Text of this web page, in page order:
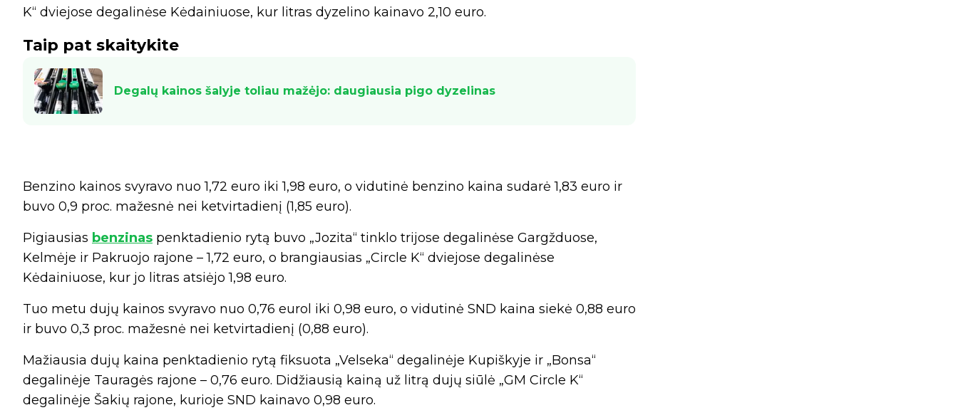
K“ dviejose degalinėse Kėdainiuose, kur litras dyzelino kainavo 2,10 euro.
Taip pat skaitykite
Degalų kainos šalyje toliau mažėjo: daugiausia pigo dyzelinas
Benzino kainos svyravo nuo 1,72 euro iki 1,98 euro, o vidutinė benzino kaina sudarė 1,83 euro ir
buvo 0,9 proc. mažesnė nei ketvirtadienį (1,85 euro).
Pigiausias benzinas penktadienio rytą buvo „Jozita“ tinklo trijose degalinėse Gargžduose,
Kelmėje ir Pakruojo rajone – 1,72 euro, o brangiausias „Circle K“ dviejose degalinėse
Kėdainiuose, kur jo litras atsiėjo 1,98 euro.
Tuo metu dujų kainos svyravo nuo 0,76 eurol iki 0,98 euro, o vidutinė SND kaina siekė 0,88 euro
ir buvo 0,3 proc. mažesnė nei ketvirtadienį (0,88 euro).
Mažiausia dujų kaina penktadienio rytą fiksuota „Velseka“ degalinėje Kupiškyje ir „Bonsa“
degalinėje Tauragės rajone – 0,76 euro. Didžiausią kainą už litrą dujų siūlė „GM Circle K“
degalinėje Šakių rajone, kurioje SND kainavo 0,98 euro.